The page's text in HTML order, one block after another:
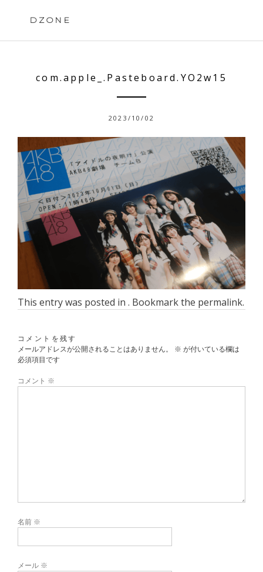
DZONE
com.apple_.Pasteboard.YO2w15
2023/10/02
This entry was posted in . Bookmark the permalink.
コメントを残す
メールアドレスが公開されることはありません。
※ が付いている欄は
必須項目です
コメント ※
名前 ※
メール ※